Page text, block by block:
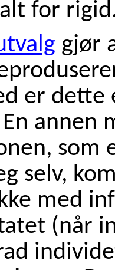
for
gjør
er dette
annen
som
selv,
med
(når